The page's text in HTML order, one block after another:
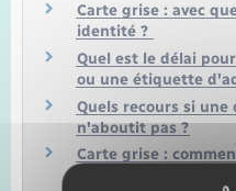
Carte grise : avec
identité ?
Quel est le délai
ou une étiquette
Quels recours si
n'aboutit pas ?
Carte grise :